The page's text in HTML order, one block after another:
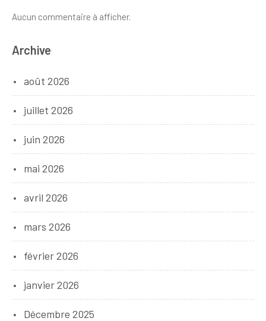
Aucun commentaire à afficher.
Archive
août 2026
juillet 2026
juin 2026
mai 2026
avril 2026
mars 2026
février 2026
janvier 2026
Décembre 2025